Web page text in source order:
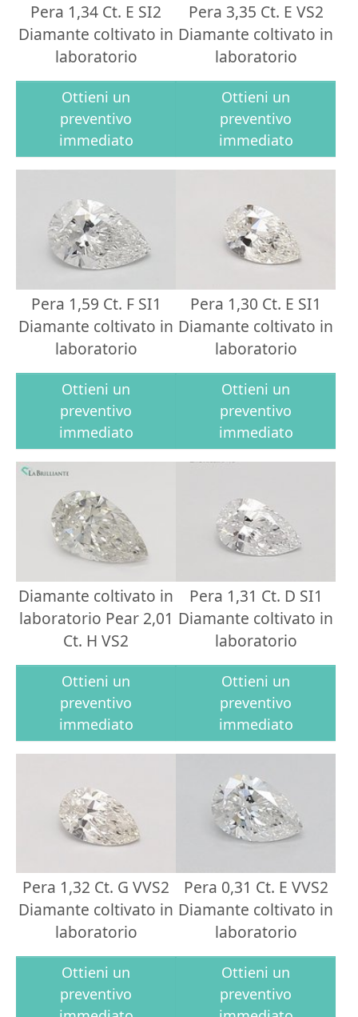
Pera 1,34 Ct. E SI2
Diamante coltivato in
laboratorio
Ottieni un
preventivo
immediato
Pera 3,35 Ct. E VS2
Diamante coltivato in
laboratorio
Ottieni un
preventivo
immediato
Pera 1,59 Ct. F SI1
Diamante coltivato in
laboratorio
Ottieni un
preventivo
immediato
Pera 1,30 Ct. E SI1
Diamante coltivato in
laboratorio
Ottieni un
preventivo
immediato
Diamante coltivato in
laboratorio Pear 2,01
Ct. H VS2
Ottieni un
preventivo
immediato
Pera 1,31 Ct. D SI1
Diamante coltivato in
laboratorio
Ottieni un
preventivo
immediato
Pera 1,32 Ct. G VVS2
Diamante coltivato in
laboratorio
Ottieni un
preventivo
Pera 0,31 Ct. E VVS2
Diamante coltivato in
laboratorio
Ottieni un
preventivo